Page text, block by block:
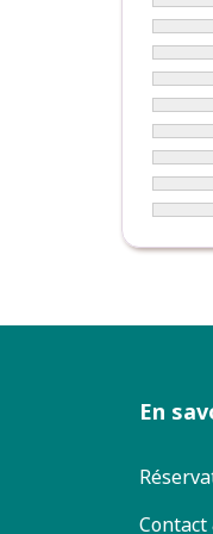
En
Contact